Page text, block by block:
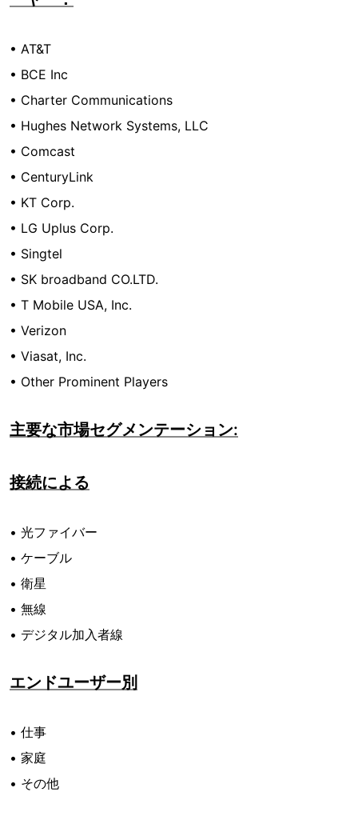
• AT&T
• BCE Inc
• Charter Communications
• Hughes Network Systems, LLC
• Comcast
• CenturyLink
• KT Corp.
• LG Uplus Corp.
• Singtel
• SK broadband CO.LTD.
• T Mobile USA, Inc.
• Verizon
• Viasat, Inc.
• Other Prominent Players
主要な市場セグメンテーション:
接続による
• 光ファイバー
• ケーブル
• 衛星
• 無線
• デジタル加入者線
エンドユーザー別
• 仕事
• 家庭
• その他